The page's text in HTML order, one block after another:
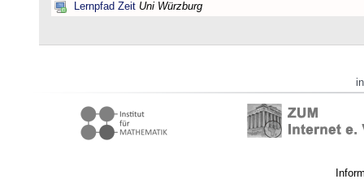
Lernpfad Zeit Uni Würzburg